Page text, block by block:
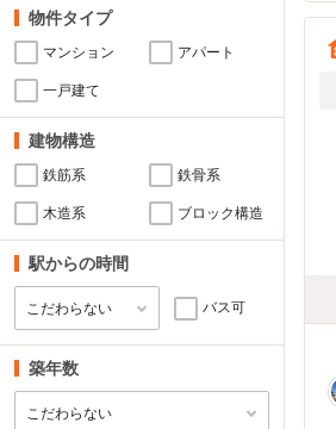
物件タイプ
マンション アパート
一戸建て
建物構造
鉄筋系 鉄骨系
木造系 ブロック構造
駅からの時間
バス可
築年数